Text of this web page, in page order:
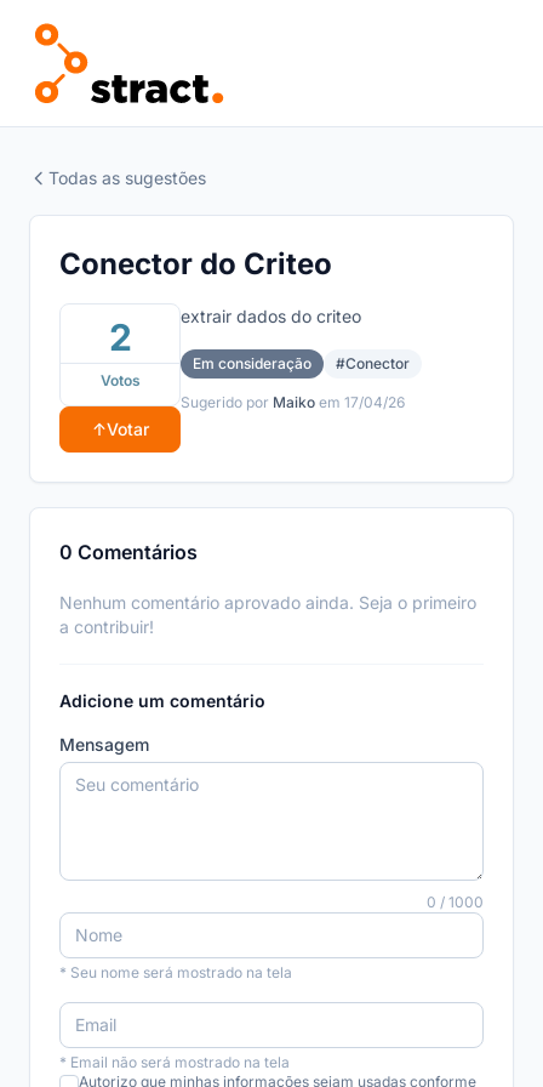
Todas as sugestões
Conector do Criteo
2
Votos
↑Votar
extrair dados do criteo
Em consideração #Conector
Sugerido por Maiko em 17/04/26
0 Comentários
Nenhum comentário aprovado ainda. Seja o primeiro
a contribuir!
Adicione um comentário
Mensagem
0 / 1000
* Seu nome será mostrado na tela
* Email não será mostrado na tela
Autorizo que minhas informações sejam usadas conforme